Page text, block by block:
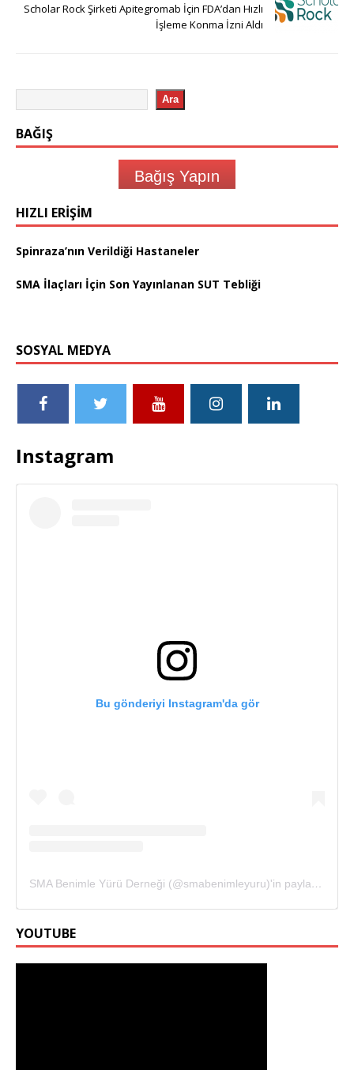
Scholar Rock Şirketi Apitegromab İçin FDA’dan Hızlı
İşleme Konma İzni Aldı
Ara
BAĞIŞ
Bağış Yapın
HIZLI ERIŞIM
Spinraza’nın Verildiği Hastaneler
SMA İlaçları İçin Son Yayınlanan SUT Tebliği
SOSYAL MEDYA
Instagram
Bu gönderiyi Instagram'da gör
SMA Benimle Yürü Derneği (@smabenimleyuru)'in paylaştığı bir gönderi
YOUTUBE